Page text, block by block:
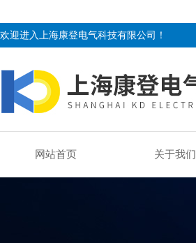
欢迎进入上海康登电气科技有限公司！
网站首页 关于我们